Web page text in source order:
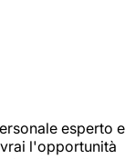
esperto e
l'opportunità